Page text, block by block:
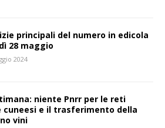
principali del numero in edicola
28 maggio
2024
niente Pnrr per le reti
cuneesi e il trasferimento della
vini